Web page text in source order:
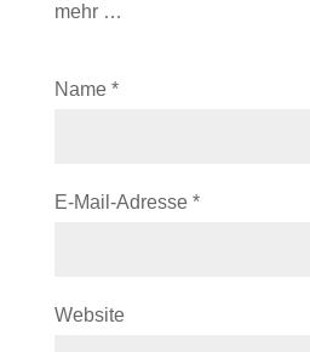
mehr …
Name *
E-Mail-Adresse *
Website